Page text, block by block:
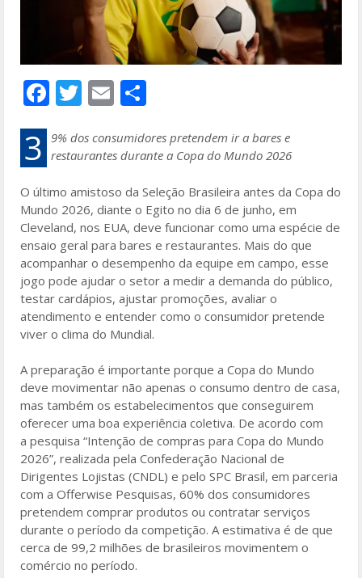
F
ac
e
b
o
o
k
T
w
itt
er
E
m
ai
l
ar
e
3
9% dos consumidores pretendem ir a bares e
restaurantes durante a Copa do Mundo 2026
O último amistoso da Seleção Brasileira antes da Copa do
Mundo 2026, diante o Egito no dia 6 de junho, em
Cleveland, nos EUA, deve funcionar como uma espécie de
ensaio geral para bares e restaurantes. Mais do que
acompanhar o desempenho da equipe em campo, esse
jogo pode ajudar o setor a medir a demanda do público,
testar cardápios, ajustar promoções, avaliar o
atendimento e entender como o consumidor pretende
viver o clima do Mundial.
A preparação é importante porque a Copa do Mundo
deve movimentar não apenas o consumo dentro de casa,
mas também os estabelecimentos que conseguirem
oferecer uma boa experiência coletiva. De acordo com
a pesquisa “Intenção de compras para Copa do Mundo
2026”, realizada pela Confederação Nacional de
Dirigentes Lojistas (CNDL) e pelo SPC Brasil, em parceria
com a Offerwise Pesquisas, 60% dos consumidores
pretendem comprar produtos ou contratar serviços
durante o período da competição. A estimativa é de que
cerca de 99,2 milhões de brasileiros movimentem o
comércio no período.